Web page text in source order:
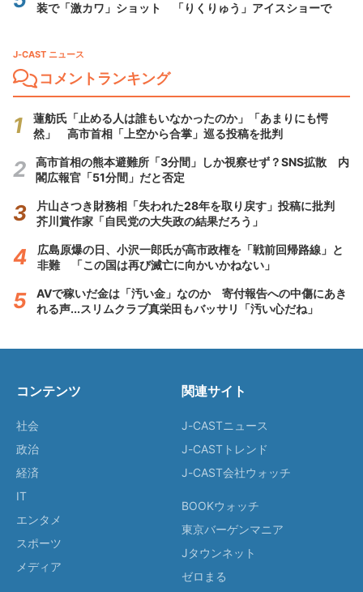
装で「激カワ」ショット 「りくりゅう」アイスショーで
J-CAST ニュース
コメントランキング
蓮舫氏「止める人は誰もいなかったのか」「あまりにも愕
然」 高市首相「上空から合掌」巡る投稿を批判
高市首相の熊本避難所「3分間」しか視察せず？SNS拡散 内
閣広報官「51分間」だと否定
片山さつき財務相「失われた28年を取り戻す」投稿に批判
芥川賞作家「自民党の大失政の結果だろう」
広島原爆の日、小沢一郎氏が高市政権を「戦前回帰路線」と
非難 「この国は再び滅亡に向かいかねない」
AVで稼いだ金は「汚い金」なのか 寄付報告への中傷にあき
れる声...スリムクラブ真栄田もバッサリ「汚い心だね」
コンテンツ
社会
政治
経済
IT
エンタメ
スポーツ
メディア
関連サイト
J-CASTニュース
J-CASTトレンド
J-CAST会社ウォッチ
BOOKウォッチ
東京バーゲンマニア
Jタウンネット
ゼロまる